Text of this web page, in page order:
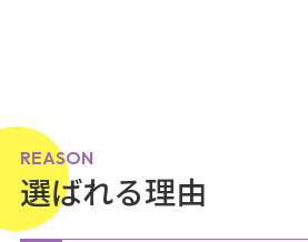
REASON
選ばれる理由